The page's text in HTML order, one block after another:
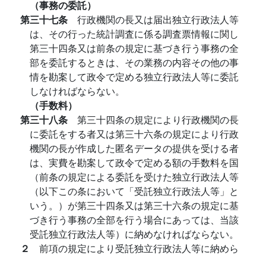
（事務の委託）
第三十七条 行政機関の長又は届出独立行政法人等
は、その行った統計調査に係る調査票情報に関し
第三十四条又は前条の規定に基づき行う事務の全
部を委託するときは、その業務の内容その他の事
情を勘案して政令で定める独立行政法人等に委託
しなければならない。
（手数料）
第三十八条 第三十四条の規定により行政機関の長
に委託をする者又は第三十六条の規定により行政
機関の長が作成した匿名データの提供を受ける者
は、実費を勘案して政令で定める額の手数料を国
（前条の規定による委託を受けた独立行政法人等
（以下この条において「受託独立行政法人等」と
いう。）が第三十四条又は第三十六条の規定に基
づき行う事務の全部を行う場合にあっては、当該
受託独立行政法人等）に納めなければならない。
２ 前項の規定により受託独立行政法人等に納めら